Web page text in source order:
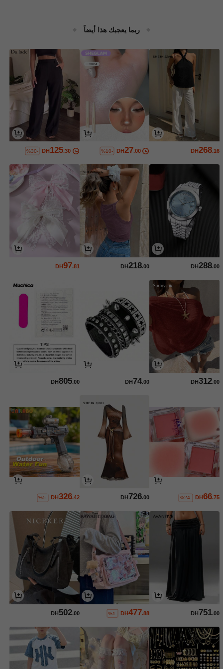
ربما يعجبك هذا أيضاً
DH268.16
DH27.00
%10-
DH125.30
%30-
DH288.00
DH218.00
DH97.81
DH312.00
DH74.00
DH805.00
DH66.75
%24-
DH726.00
DH326.42
%5-
DH751.00
DH477.88
%1-
DH502.00